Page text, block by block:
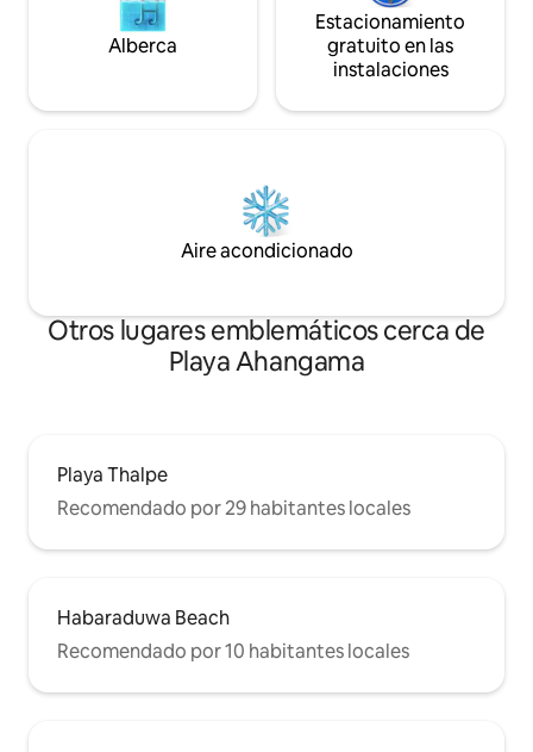
Alberca
Estacionamiento
gratuito en las
instalaciones
Aire acondicionado
Otros lugares emblemáticos cerca de
Playa Ahangama
Playa Thalpe
Recomendado por 29 habitantes locales
Habaraduwa Beach
Recomendado por 10 habitantes locales